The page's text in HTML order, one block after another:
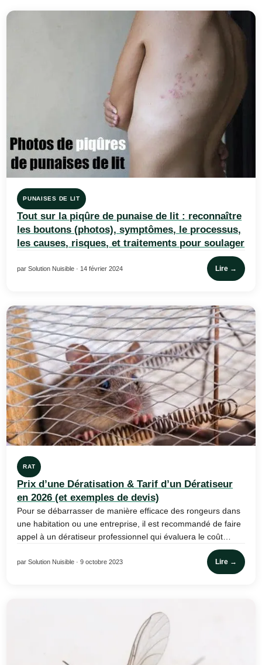
PUNAISES DE LIT
Tout sur la piqûre de punaise de lit : reconnaître
les boutons (photos), symptômes, le processus,
les causes, risques, et traitements pour soulager
par Solution Nuisible · 14 février 2024 Lire →
RAT
Prix d’une Dératisation & Tarif d’un Dératiseur
en 2026 (et exemples de devis)
Pour se débarrasser de manière efficace des rongeurs dans
une habitation ou une entreprise, il est recommandé de faire
appel à un dératiseur professionnel qui évaluera le coût…
par Solution Nuisible · 9 octobre 2023 Lire →